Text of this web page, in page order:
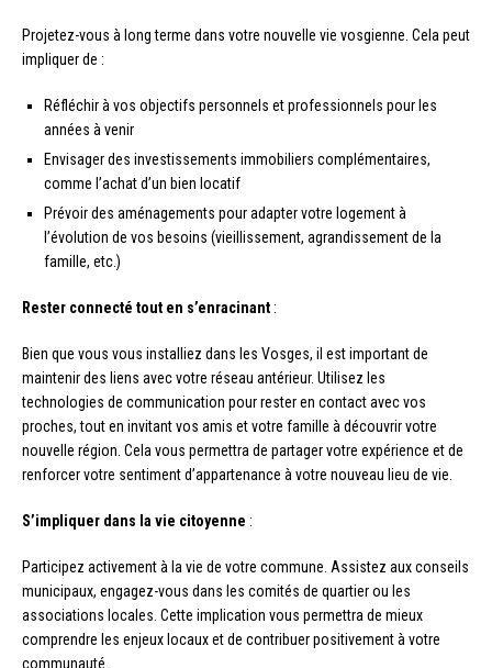
Projetez-vous à long terme dans votre nouvelle vie vosgienne. Cela peut
impliquer de :
Réfléchir à vos objectifs personnels et professionnels pour les
années à venir
Envisager des investissements immobiliers complémentaires,
comme l’achat d’un bien locatif
Prévoir des aménagements pour adapter votre logement à
l’évolution de vos besoins (vieillissement, agrandissement de la
famille, etc.)
Rester connecté tout en s’enracinant :
Bien que vous vous installiez dans les Vosges, il est important de
maintenir des liens avec votre réseau antérieur. Utilisez les
technologies de communication pour rester en contact avec vos
proches, tout en invitant vos amis et votre famille à découvrir votre
nouvelle région. Cela vous permettra de partager votre expérience et de
renforcer votre sentiment d’appartenance à votre nouveau lieu de vie.
S’impliquer dans la vie citoyenne :
Participez activement à la vie de votre commune. Assistez aux conseils
municipaux, engagez-vous dans les comités de quartier ou les
associations locales. Cette implication vous permettra de mieux
comprendre les enjeux locaux et de contribuer positivement à votre
communauté.